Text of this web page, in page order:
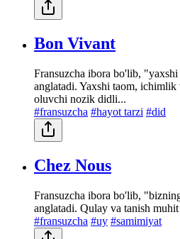
Bon Vivant
Fransuzcha ibora bo'lib,
anglatadi. Yaxshi taom, ichimlik
oluvchi nozik didli...
#fransuzcha #hayot tarzi #did
Chez Nous
Fransuzcha ibora bo'lib,
anglatadi. Qulay va tanish
#fransuzcha #uy #samimiyat